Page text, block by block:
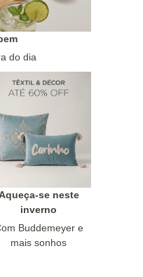
do dia
se neste
inverno
Buddemeyer e
mais sonhos